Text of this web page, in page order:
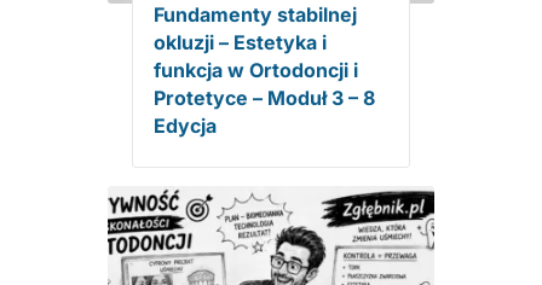
Fundamenty stabilnej
okluzji – Estetyka i
funkcja w Ortodoncji i
Protetyce – Moduł 3 – 8
Edycja